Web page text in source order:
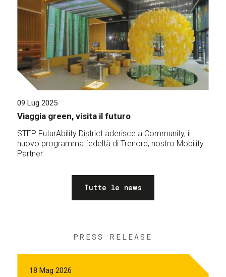
09 Lug 2025
Viaggia green, visita il futuro
STEP FuturAbility District aderisce a Community, il
nuovo programma fedeltà di Trenord, nostro Mobility
Partner.
Tutte le news
PRESS RELEASE
18 Mag 2026